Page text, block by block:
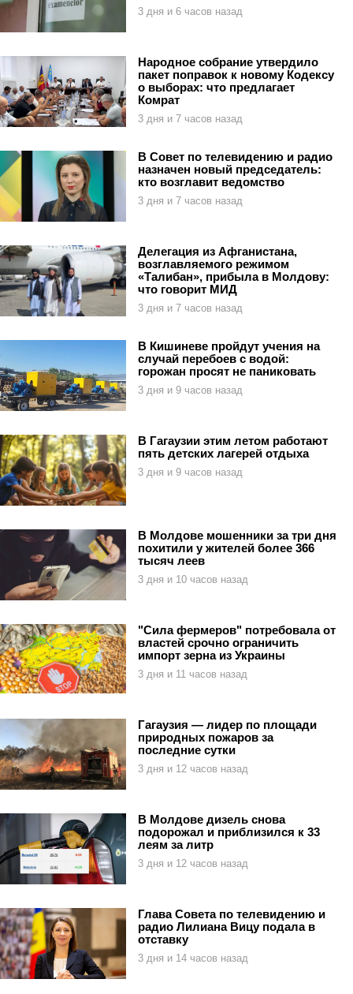
3 дня и 6 часов назад
Народное собрание утвердило
пакет поправок к новому Кодексу
о выборах: что предлагает
Комрат
3 дня и 7 часов назад
В Совет по телевидению и радио
назначен новый председатель:
кто возглавит ведомство
3 дня и 7 часов назад
Делегация из Афганистана,
возглавляемого режимом
«Талибан», прибыла в Молдову:
что говорит МИД
3 дня и 7 часов назад
В Кишиневе пройдут учения на
случай перебоев с водой:
горожан просят не паниковать
3 дня и 9 часов назад
В Гагаузии этим летом работают
пять детских лагерей отдыха
3 дня и 9 часов назад
В Молдове мошенники за три дня
похитили у жителей более 366
тысяч леев
3 дня и 10 часов назад
"Сила фермеров" потребовала от
властей срочно ограничить
импорт зерна из Украины
3 дня и 11 часов назад
Гагаузия — лидер по площади
природных пожаров за
последние сутки
3 дня и 12 часов назад
В Молдове дизель снова
подорожал и приблизился к 33
леям за литр
3 дня и 12 часов назад
Глава Совета по телевидению и
радио Лилиана Вицу подала в
отставку
3 дня и 14 часов назад